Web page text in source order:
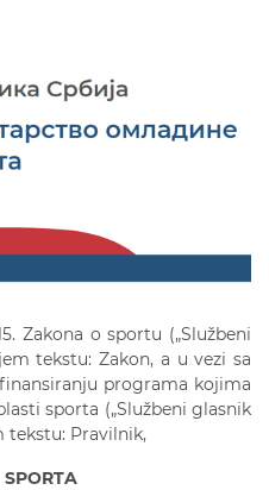
Zakona o sportu („Službeni
tekstu: Zakon, a u vezi sa
programa kojima
sporta („Službeni glasnik
tekstu: Pravilnik,